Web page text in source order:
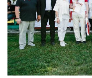
Красноярский край (5)
Курская область (1)
Москва и МО (14)
Нижегородская область (1)
Новосибирская область (3)